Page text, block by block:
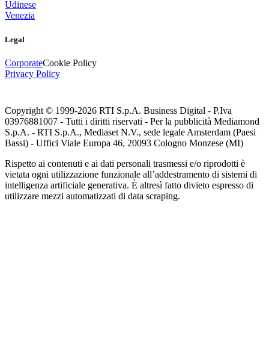
Udinese
Venezia
Legal
CorporateCookie Policy
Privacy Policy
Copyright © 1999-2026 RTI S.p.A. Business Digital - P.Iva
03976881007 - Tutti i diritti riservati - Per la pubblicità Mediamond
S.p.A. - RTI S.p.A., Mediaset N.V., sede legale Amsterdam (Paesi
Bassi) - Uffici Viale Europa 46, 20093 Cologno Monzese (MI)
Rispetto ai contenuti e ai dati personali trasmessi e/o riprodotti è
vietata ogni utilizzazione funzionale all’addestramento di sistemi di
intelligenza artificiale generativa. È altresì fatto divieto espresso di
utilizzare mezzi automatizzati di data scraping.